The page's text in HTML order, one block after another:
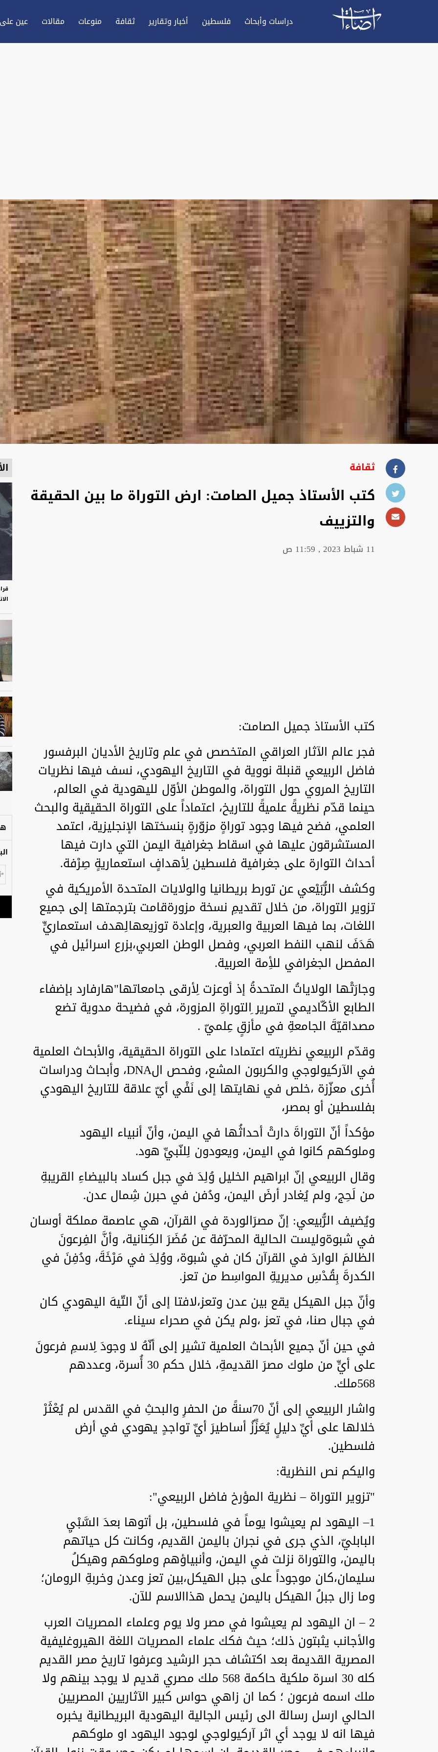
دراسات وأبحاث فلسطين أخبار وتقارير ثقافة منوعات مقالات عين
ثقافة
كتب الأستاذ جميل الصامت: ارض التوراة ما بين الحقيقة
والتزييف
11 شباط 2023 , 11:59 ص
كتب الأستاذ جميل الصامت:
فجر عالم الآثار العراقي المتخصص في علم وتاريخ الأديان البرفسور
فاضل الربيعي قنبلة نووية في التاريخ اليهودي، نسف فيها نظريات
التاريخ المروي حول التوراة، والموطن الأوّل لليهودية في العالم،
حينما قدّم نظريةً علميةً للتاريخ، اعتماداً على التوراة الحقيقية والبحث
العلمي، فضح فيها وجود توراةٍ مزوّرةٍ بنسختها الإنجليزية، اعتمد
المستشرقون عليها في اسقاط جغرافية اليمن التي دارت فيها
أحداث التوارة على جغرافية فلسطين لِأهدافٍ استعماريةٍ صِرْفة.
وكشف الرُّبَيْعي عن تورط بريطانيا والولايات المتحدة الأمريكية في
تزوير التوراة، من خلال تقديمِ نسخة مزورةقامت بترجمتها إلى جميع
اللغات، بما فيها العربية والعبرية، وإعادة توزيعهالِهدف استعماريٍّ
هَدَفَ لنهب النفط العربي، وفصل الوطن العربي،بزرع اسرائيل في
المفصل الجغرافي للأِمة العربية.
وجارَتْها الولاياتُ المتحدةُ إذ أوعزت لِأرقى جامعاتها"هارفارد بإضفاء
الطابع الأكّاديمي لتمرير ِالتوراةِ المزورة، في فضيحة مدوية تضع
مصداقيّةَ الجامعةِ في مأزقٍ عِلميّ .
وقدّم الربيعي نظريته اعتمادا على التوراة الحقيقية، والأبحاث العلمية
في الآركيولوجي والكربون المشع، وفحص الDNA، وأبحاث ودراسات
أُخرى معزّزة ،خلص في نهايتها إلى نَفْي أيّ علاقة للتاريخ اليهودي
بفلسطين أو بمصر،
مؤكداً أنّ التوراةَ دارتْ أحداثُها في اليمن، وأنّ أنبياء اليهود
وملوكهم كانوا في اليمن، ويعودون لِلنّبيِّ هود.
وقال الربيعي إنّ ابراهيم الخليل وُلِدَ في جبل كساد بالبيضاءِ القريبةِ
من لَحِج، ولم يُغادر أرضَ اليمن، ودُفن في حبرن شِمال عدن.
ويُضيف الرُّبيعي: إنّ مصرَالوردة في القرآن، هي عاصمة مملكة أوسان
في شبوةوليست الحالية المحرّفة عن مُضَرَ الكِنانية، وأنَّ الفِرعونَ
الظالمَ الواردَ في القرآن كان في شبوة، ووُلِدَ في مَرْخَةَ، ودُفِنَ في
الكدرةَ بِقُدْسِ مديريةِ المواسِط من تعز.
وأنّ جبل الهيكل يقع بين عدن وتعز،لافتا إلى أنّ التّيهَ اليهودي كان
في جبال صنا، في تعز ،ولم يكن في صحراء سيناء.
في حين أنّ جميع الأبحاث العلمية تشير إلى أنّهُ لا وجودَ لِاسمِ فرعونَ
على أيٍّ من ملوك مصرَ القديمةِ، خلال حكم 30 أُسرة، وعددهم
568ملك.
واشار الربيعي إلى أنّ 70سنةً من الحفرِ والبحثِ في القدس لم يُعْثَرْ
خلالها على أيِّ دليلٍ يُعَزِّزُ أساطيرَ أيِّ تواجدٍ يهودي في أرض
فلسطين.
واليكم نص النظرية:
"تزوير التوراة – نظرية المؤرخ فاضل الربيعي":
1– اليهود لم يعيشوا يوماً في فلسطين، بل أتوها بعدَ السَّبْيِ
البابليّ، الذي جرى في نجران باليمن القديم، وكانت كل حياتهم
باليمن، والتوراة نزلت في اليمن، وأنبياؤهم وملوكهم وهيكلُ
سليمان،كان موجوداً على جبل الهيكل،بين تعز وعدن وخربةِ الرومان؛
وما زال جبلُ الهيكل باليمن يحمل هذاالاسم للآن.
2 – ان اليهود لم يعيشوا في مصر ولا يوم وعلماء المصريات العرب
والأجانب يثبتون ذلك؛ حيث فكك علماء المصريات اللغة الهيروغليفية
المصرية القديمة بعد اكتشاف حجر الرشيد وعرفوا تاريخ مصر القديم
كله 30 اسرة ملكية حاكمة 568 ملك مصري قديم لا يوجد بينهم ولا
ملك اسمه فرعون ؛ كما ان زاهي حواس كبير الآثاريين المصريين
الحالي ارسل رسالة الى رئيس الجالية اليهودية البريطانية يخبره
فيها انه لا يوجد أي اثر آركيولوجي لوجود اليهود او ملوكهم